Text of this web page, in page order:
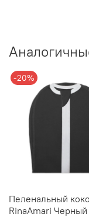
-20%
Пеленальный
RinaAmari Черный